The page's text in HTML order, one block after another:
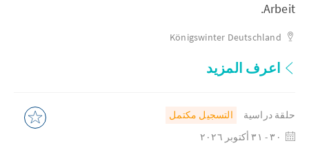
Arbeit.
Königswinter Deutschland
اعرف المزيد
حلقة دراسية
التسجيل مكتمل